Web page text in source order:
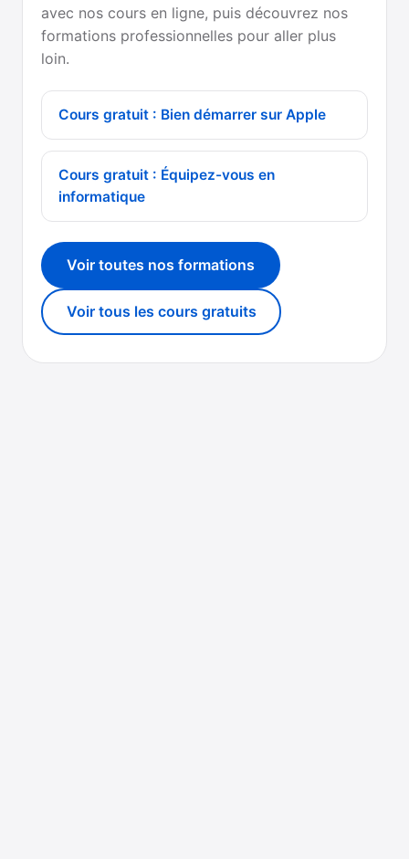
avec nos cours en ligne, puis découvrez nos
formations professionnelles pour aller plus
loin.
Cours gratuit : Bien démarrer sur Apple
Cours gratuit : Équipez-vous en
informatique
Voir toutes nos formations
Voir tous les cours gratuits